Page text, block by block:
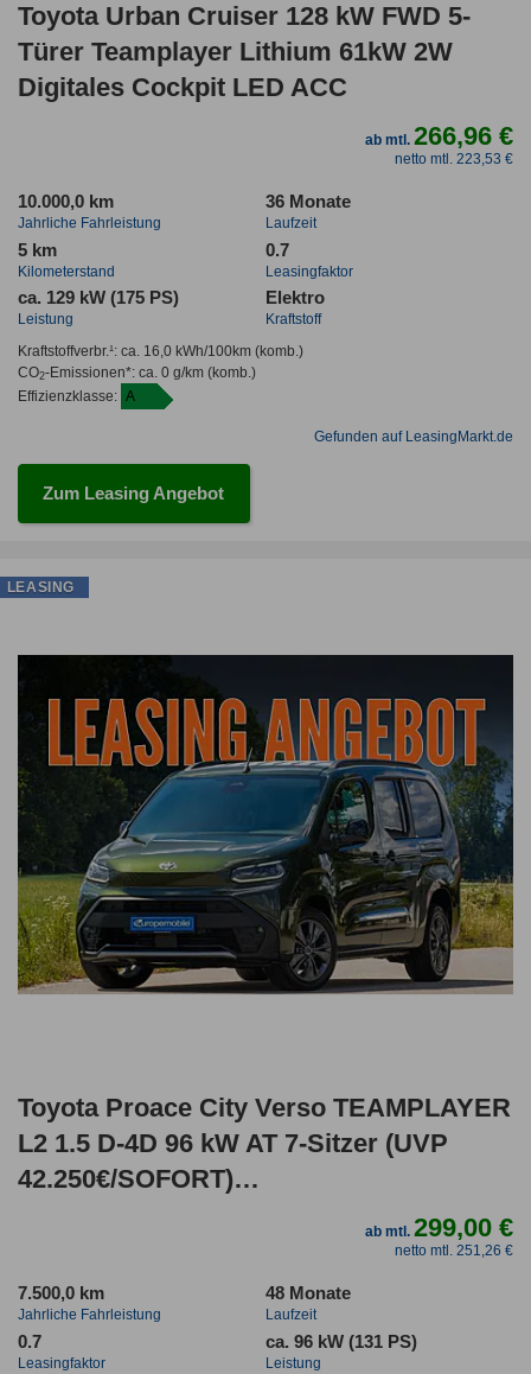
Toyota Urban Cruiser 128 kW FWD 5-
Türer Teamplayer Lithium 61kW 2W
Digitales Cockpit LED ACC
ab mtl.266,96 €
netto mtl. 223,53 €
10.000,0 km
Jahrliche Fahrleistung
36 Monate
Laufzeit
5 km
Kilometerstand
0.7
Leasingfaktor
ca. 129 kW (175 PS)
Leistung
Elektro
Kraftstoff
Kraftstoffverbr.¹: ca. 16,0 kWh/100km(komb.)
CO2-Emissionen*: ca. 0 g/km(komb.)
Effizienzklasse: A
Gefunden auf LeasingMarkt.de
Zum Leasing Angebot
Toyota Proace City Verso TEAMPLAYER
L2 1.5 D-4D 96 kW AT 7-Sitzer (UVP
42.250€/SOFORT)
LED/WINTER/17"ALU/SMART/PRIVACY/
ab mtl.299,00 €
netto mtl. 251,26 €
7.500,0 km
Jahrliche Fahrleistung
48 Monate
Laufzeit
0.7
Leasingfaktor
ca. 96 kW (131 PS)
Leistung
LEASING